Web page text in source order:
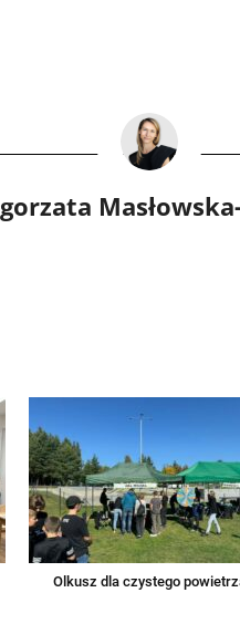
Olkusz dla czystego